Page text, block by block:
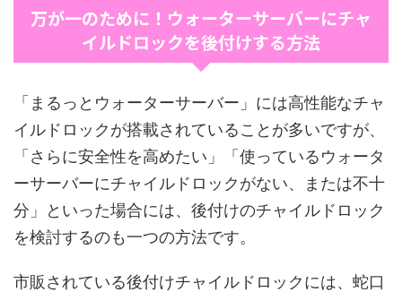
万が一のために！ウォーターサーバーにチャ
イルドロックを後付けする方法
「まるっとウォーターサーバー」には高性能なチャ
イルドロックが搭載されていることが多いですが、
「さらに安全性を高めたい」「使っているウォータ
ーサーバーにチャイルドロックがない、または不十
分」といった場合には、後付けのチャイルドロック
を検討するのも一つの方法です。
市販されている後付けチャイルドロックには、蛇口